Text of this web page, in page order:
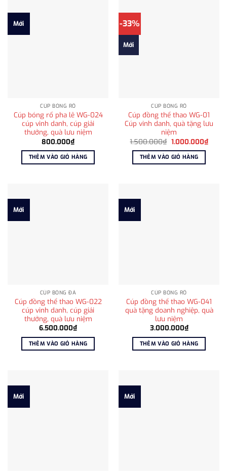
Mới
CÚP BÓNG RỔ
Cúp bóng rổ pha lê WG-024
cúp vinh danh, cúp giải
thưởng, quà lưu niệm
800.000₫
THÊM VÀO GIỎ HÀNG
-33%
Mới
CÚP BÓNG RỔ
Cúp đồng thể thao WG-01
Cúp vinh danh, quà tặng lưu
niệm
1.500.000₫ Giá
là:
1.500.000₫.
1.000.000₫Giá
hiện
THÊM VÀO GIỎ HÀNG
Mới
CÚP BÓNG ĐÁ
Cúp đồng thể thao WG-022
cúp vinh danh, cúp giải
thưởng, quà lưu niệm
6.500.000₫
THÊM VÀO GIỎ HÀNG
Mới
CÚP BÓNG RỔ
Cúp đồng thể thao WG-041
quà tặng doanh nghiệp, quà
lưu niệm
3.000.000₫
THÊM VÀO GIỎ HÀNG
Mới Mới